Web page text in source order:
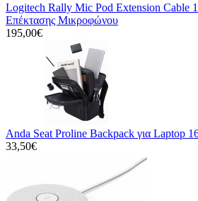
Logitech Rally Mic Pod Extension Cable
Επέκτασης Μικροφώνου
195,00€
Anda Seat Proline Backpack για Laptop
33,50€